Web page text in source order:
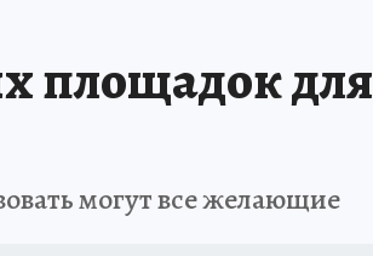
площадок для
могут все желающие